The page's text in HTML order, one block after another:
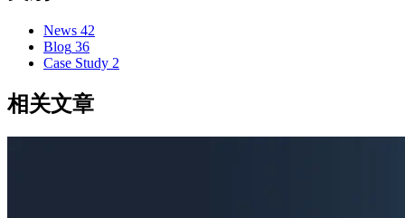
News 42
Blog 36
Case Study 2
相关文章